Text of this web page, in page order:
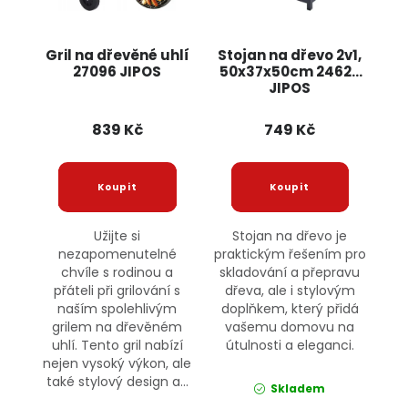
Gril na dřevěné uhlí
27096 JIPOS
839 Kč
Užijte si
nezapomenutelné
chvíle s rodinou a
přáteli při grilování s
naším spolehlivým
grilem na dřevěném
uhlí. Tento gril nabízí
nejen vysoký výkon, ale
také stylový design a...
Stojan na dřevo 2v1,
50x37x50cm 24628
JIPOS
749 Kč
Stojan na dřevo je
praktickým řešením pro
skladování a přepravu
dřeva, ale i stylovým
doplňkem, který přidá
vašemu domovu na
útulnosti a eleganci.
Skladem